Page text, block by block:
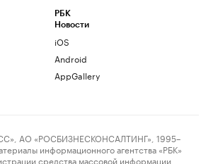
РБК
Новости
iOS
Android
AppGallery
АО «РОСБИЗНЕСКОНСАЛТИНГ», 1995–
информационного агентства «РБК»
средства массовой информации